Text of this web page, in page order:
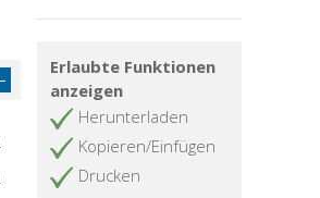
Erlaubte Funktionen
anzeigen
Herunterladen
Kopieren/Einfügen
Drucken